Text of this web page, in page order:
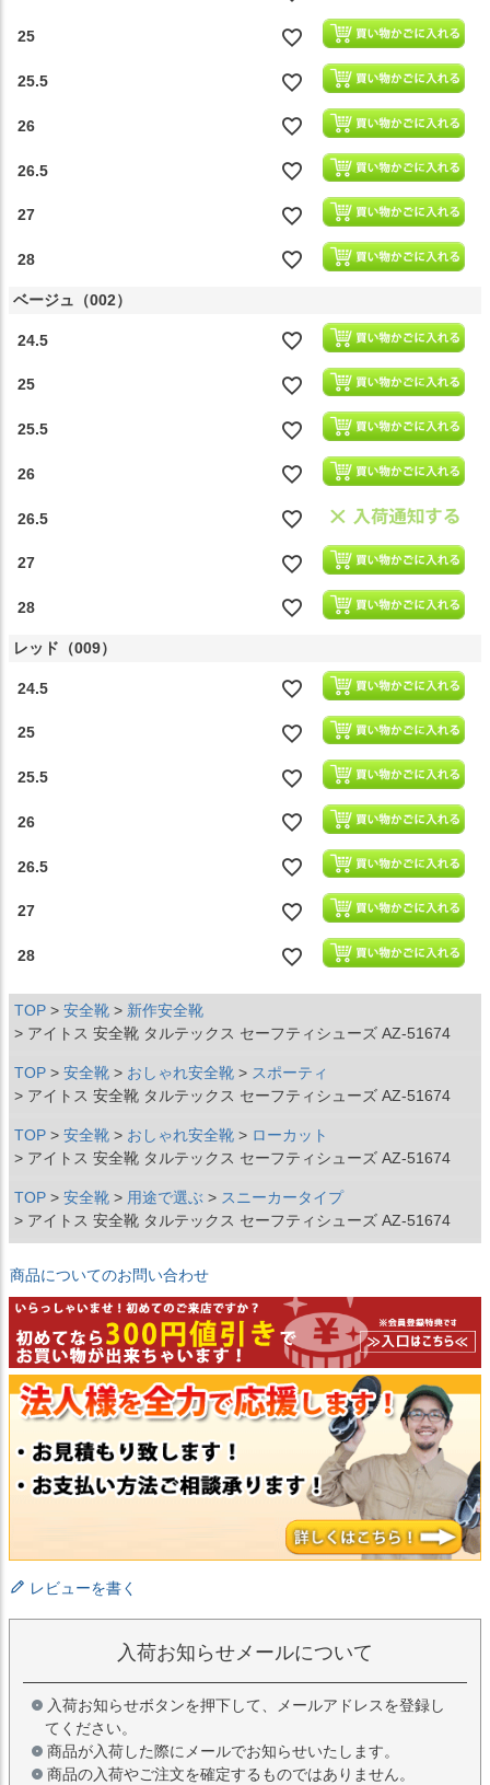
25
25.5
26
26.5
27
28
ベージュ（002）
24.5
25
25.5
26
26.5
27
28
レッド（009）
24.5
25
25.5
26
26.5
27
28
TOP 安全靴
新作安全靴
アイトス 安全靴 タルテックス セーフティシューズ AZ-51674
TOP 安全靴 おしゃれ安全靴
スポーティ
アイトス 安全靴 タルテックス セーフティシューズ AZ-51674
TOP 安全靴 おしゃれ安全靴
ローカット
アイトス 安全靴 タルテックス セーフティシューズ AZ-51674
TOP 安全靴 用途で選ぶ
スニーカータイプ
アイトス 安全靴 タルテックス セーフティシューズ AZ-51674
商品についてのお問い合わせ
レビューを書く
入荷お知らせメールについて
入荷お知らせボタンを押下して、メールアドレスを登録し
てください。
商品が入荷した際にメールでお知らせいたします。
商品の入荷やご注文を確定するものではありません。